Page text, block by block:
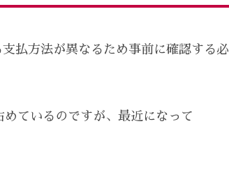
払方法が異なるため事前に確認する必
ているのですが、最近になって